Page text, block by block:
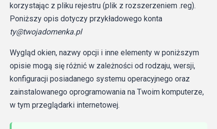
korzystając z pliku rejestru (plik z rozszerzeniem .reg).
Poniższy opis dotyczy przykładowego konta
ty@twojadomenka.pl
Wygląd okien, nazwy opcji i inne elementy w poniższym
opisie mogą się różnić w zależności od rodzaju, wersji,
konfiguracji posiadanego systemu operacyjnego oraz
zainstalowanego oprogramowania na Twoim komputerze,
w tym przeglądarki internetowej.